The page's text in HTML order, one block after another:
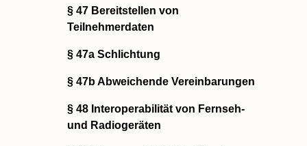
§ 47 Bereitstellen von
Teilnehmerdaten
§ 47a Schlichtung
§ 47b Abweichende Vereinbarungen
§ 48 Interoperabilität von Fernseh-
und Radiogeräten